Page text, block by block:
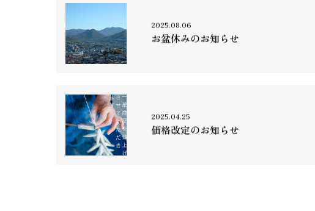
2025.08.06
お盆休みのお知らせ
2025.04.25
価格改定のお知らせ